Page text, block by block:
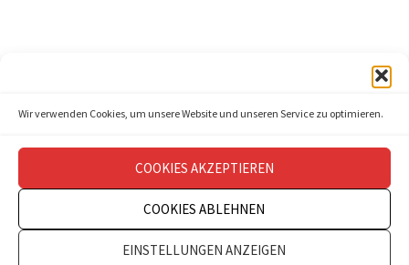
Wir verwenden Cookies, um unsere Website und unseren Service zu optimieren.
COOKIES AKZEPTIEREN
COOKIES ABLEHNEN
EINSTELLUNGEN ANZEIGEN
Impressum
Datenschutz Kontakt